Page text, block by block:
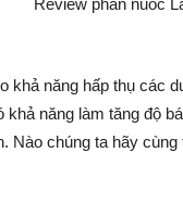
khả năng hấp thụ các
khả năng làm tăng độ
Nào chúng ta hãy